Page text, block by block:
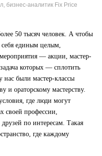
бизнес-аналитик Fix Price
50 тысяч человек. А чтобы
себя единым целым,
— акции, мастер-
которых — сплотить
нас были мастер-классы
и ораторскому мастерству.
где люди могут
своей профессии,
по интересам. Такая
где каждому